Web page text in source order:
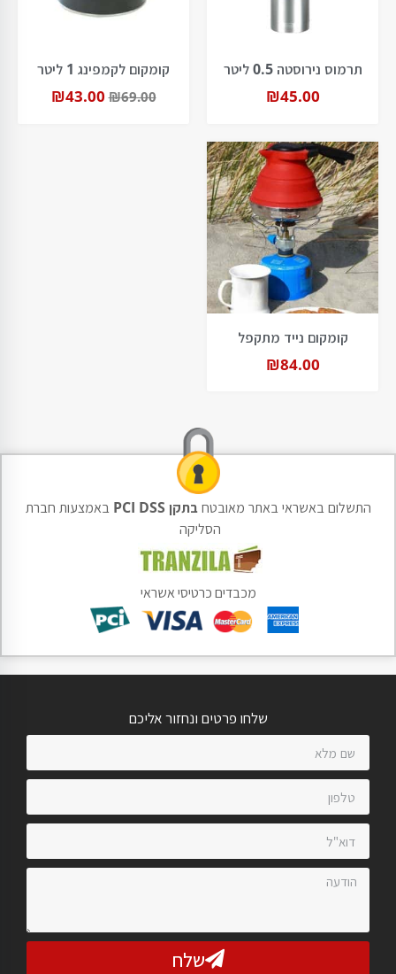
תרמוס נירוסטה 0.5 ליטר
₪45.00
קומקום לקמפינג 1 ליטר
₪69.00
₪43.00
קומקום נייד מתקפל
₪84.00
התשלום באשראי באתר מאובטחבתקן PCI DSS
באמצעות חברת
הסליקה
מכבדים כרטיסי אשראי
שלחו פרטים ונחזור אליכם
שלח